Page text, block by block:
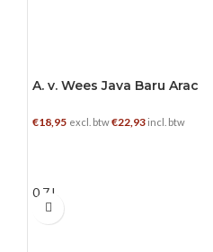
A. v. Wees Java Baru Arac
€18,95 excl. btw€22,93 incl. btw
0.7 L